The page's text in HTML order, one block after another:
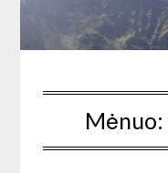
Mėnuo: